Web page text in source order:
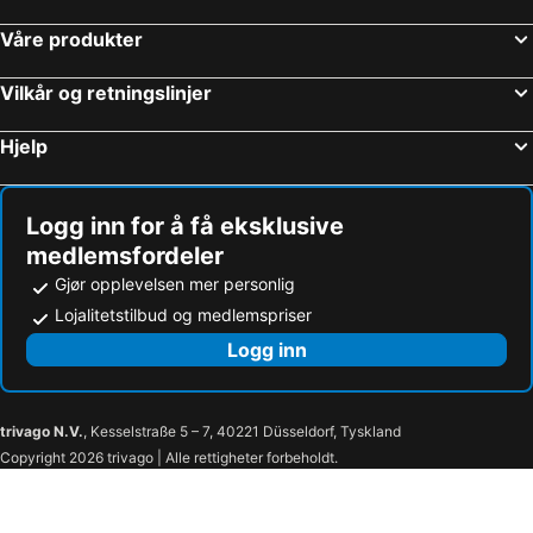
Bassussarry, bed and breakfasts
Aya, bed and breakfasts
Våre produkter
Vilkår og retningslinjer
Hjelp
Logg inn for å få eksklusive
medlemsfordeler
Gjør opplevelsen mer personlig
Lojalitetstilbud og medlemspriser
Logg inn
trivago N.V., Kesselstraße 5 – 7, 40221 Düsseldorf, Tyskland
Copyright 2026 trivago | Alle rettigheter forbeholdt.